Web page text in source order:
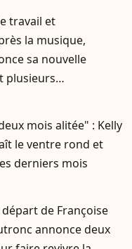
travail et
la musique,
sa nouvelle
plusieurs
mois alitée" : Kelly
le ventre rond et
derniers mois
de Françoise
annonce deux